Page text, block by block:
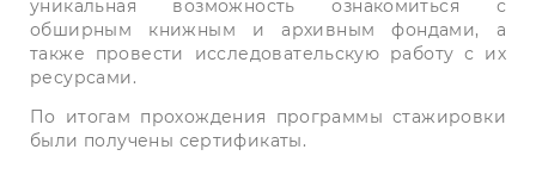
уникальная возможность ознакомиться с
обширным книжным и архивным фондами, а
также провести исследовательскую работу с их
ресурсами.
По итогам прохождения программы стажировки
были получены сертификаты.